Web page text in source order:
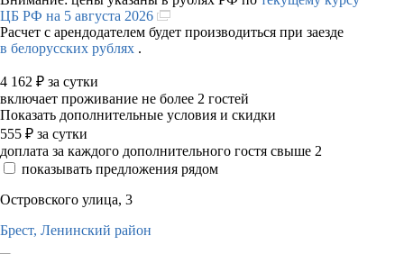
ЦБ РФ на 5 августа 2026
Расчет с арендодателем будет производиться при заезде
в белорусских рублях .
4 162 ₽ за сутки
включает проживание не более 2 гостей
Показать дополнительные условия и скидки
555 ₽ за сутки
доплата за каждого дополнительного гостя свыше 2
показывать предложения рядом
Островского улица, 3
Брест, Ленинский район